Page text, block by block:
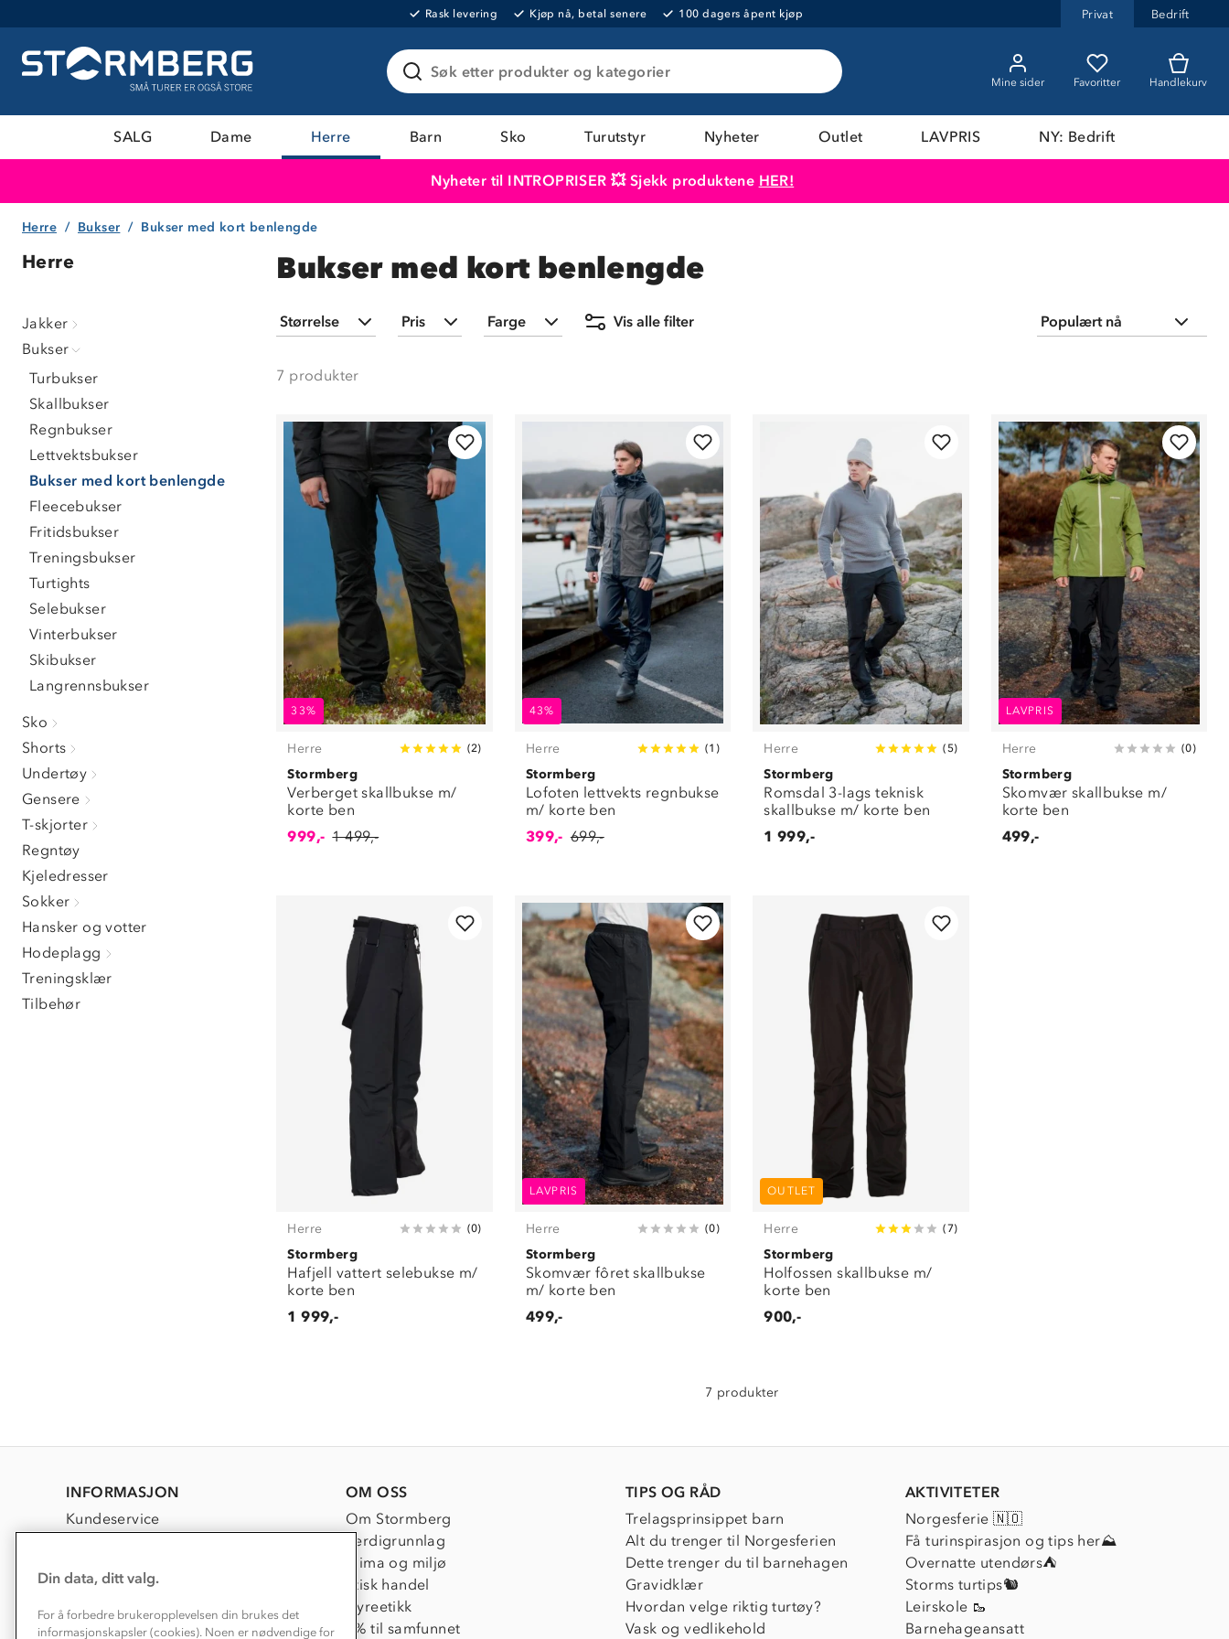
Rask levering Kjøp nå, betal senere 100 dagers åpent kjøp Privat Bedrift
Søk etter produkter og kategorier
Mine sider Favoritter Handlekurv
SALG Dame Herre Barn Sko Turutstyr Nyheter Outlet LAVPRIS NY: Bedrift
Nyheter til INTROPRISER 💥 Sjekk produktene HER!
Herre Bukser Bukser med kort benlengde
Herre
Jakker
Bukser
Turbukser
Skallbukser
Regnbukser
Lettvektsbukser
Bukser med kort benlengde
Fleecebukser
Fritidsbukser
Treningsbukser
Turtights
Selebukser
Vinterbukser
Skibukser
Langrennsbukser
Sko
Shorts
Undertøy
Gensere
T-skjorter
Regntøy
Kjeledresser
Sokker
Hansker og votter
Hodeplagg
Treningsklær
Tilbehør
Bukser med kort benlengde
Størrelse
S (4)
XL (6)
XXL (7)
3XL (
4XL
5XL
Pris Farge Vis alle filter
7 produkter
33%
Herre (2)
Stormberg
Verberget skallbukse m/
korte ben
999,- 1 499,-
43%
Herre (1 )
Stormberg
Lofoten lettvekts regnbukse
m/ korte ben
399,- 699,-
Herre (5)
Stormberg
Romsdal 3-lags teknisk
skallbukse m/ korte ben
1 999,-
LAVPRIS
Herre (0)
Stormberg
Skomvær skallbukse m/
korte ben
499,-
Herre (0)
Stormberg
Hafjell vattert selebukse m/
korte ben
1 999,-
LAVPRIS
Herre (0)
Stormberg
Skomvær fôret skallbukse
m/ korte ben
499,-
OUTLET
Herre (7)
Stormberg
Holfossen skallbukse m/
korte ben
900,-
7 produkter
INFORMASJON
Kundeservice
Kundeklubb
Våre butikker
Bedrift, barnehage og SFO
OM OSS
Om Stormberg
Verdigrunnlag
Klima og miljø
Etisk handel
Dyreetikk
1% til samfunnet
TIPS OG RÅD
Trelagsprinsippet barn
Alt du trenger til Norgesferien
Dette trenger du til barnehagen
Gravidklær
Hvordan velge riktig turtøy?
Vask og vedlikehold
AKTIVITETER
Norgesferie 🇳🇴
Få turinspirasjon og tips her⛰
Overnatte utendørs⛺
Storms turtips🐿️
Leirskole 🥾
Barnehageansatt
Din data, ditt valg.
For å forbedre brukeropplevelsen din brukes det
informasjonskapsler (cookies). Noen er nødvendige for